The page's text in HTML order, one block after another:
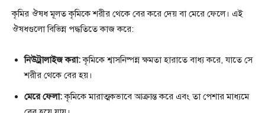
কৃমির ঔষধ মূলত কৃমিকে শরীর থেকে বের করে দেয় বা মেরে ফেলে। এই
ঔষধগুলো বিভিন্ন পদ্ধতিতে কাজ করে:
নিউট্রালাইজ করা:কৃমিকে শ্বাসনিষ্পন্ন ক্ষমতা হারাতে বাধ্য করে, যাতে সে
শরীর থেকে বের হয়।
মেরে ফেলা:কৃমিকে মারাত্মকভাবে আক্রান্ত করে এবং তা পেশার মাধ্যমে